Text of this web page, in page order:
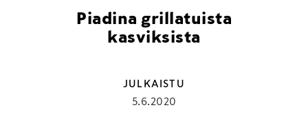
Piadina grillatuista
kasviksista
JULKAISTU
5.6.2020